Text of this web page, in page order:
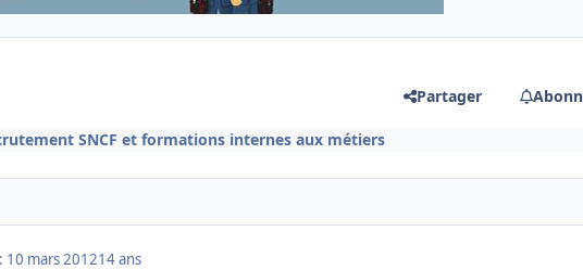
Partager
SNCF et formations internes aux métiers
10 mars 201214 ans